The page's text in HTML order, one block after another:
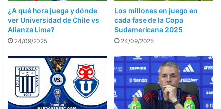
¿A qué hora juega y dónde
ver Universidad de Chile vs
Alianza Lima?
24/09/2025
Los millones en juego en
cada fase de la Copa
Sudamericana 2025
24/09/2025